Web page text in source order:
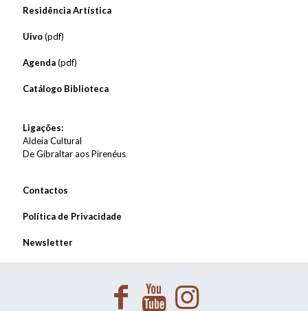
Residência Artística
Uivo(pdf)
Agenda(pdf)
Catálogo Biblioteca
Ligações:
Aldeia Cultural
De Gibraltar aos Pirenéus
Contactos
Política de Privacidade
Newsletter